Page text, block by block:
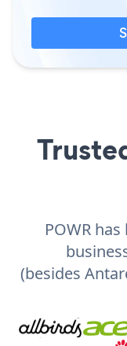
POWR
(besides